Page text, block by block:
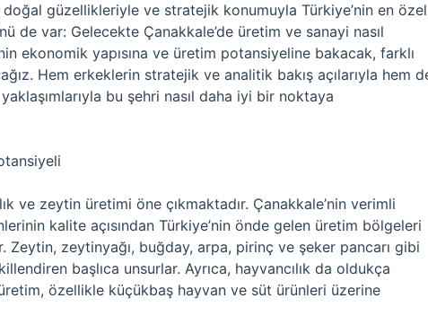
güzellikleriyle ve stratejik konumuyla Türkiye’nin en özel
de var: Gelecekte Çanakkale’de üretim ve sanayi nasıl
ekonomik yapısına ve üretim potansiyeline bakacak, farklı
Hem erkeklerin stratejik ve analitik bakış açılarıyla hem
bu şehri nasıl daha iyi bir noktaya
ve zeytin üretimi öne çıkmaktadır. Çanakkale’nin verimli
kalite açısından Türkiye’nin önde gelen üretim bölgeleri
Zeytin, zeytinyağı, buğday, arpa, pirinç ve şeker pancarı gibi
başlıca unsurlar. Ayrıca, hayvancılık da oldukça
özellikle küçükbaş hayvan ve süt ürünleri üzerine